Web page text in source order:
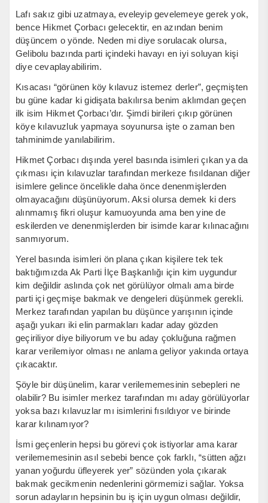
Lafı sakız gibi uzatmaya, eveleyip gevelemeye gerek yok,
bence Hikmet Çorbacı gelecektir, en azından benim
düşüncem o yönde. Neden mi diye sorulacak olursa,
Gelibolu bazında parti içindeki havayı en iyi soluyan kişi
diye cevaplayabilirim.
Kısacası “görünen köy kılavuz istemez derler”, geçmişten
bu güne kadar ki gidişata bakılırsa benim aklımdan geçen
ilk isim Hikmet Çorbacı’dır. Şimdi birileri çıkıp görünen
köye kılavuzluk yapmaya soyunursa işte o zaman ben
tahminimde yanılabilirim.
Hikmet Çorbacı dışında yerel basında isimleri çıkan ya da
çıkması için kılavuzlar tarafından merkeze fısıldanan diğer
isimlere gelince öncelikle daha önce denenmişlerden
olmayacağını düşünüyorum. Aksi olursa demek ki ders
alınmamış fikri oluşur kamuoyunda ama ben yine de
eskilerden ve denenmişlerden bir isimde karar kılınacağını
sanmıyorum.
Yerel basında isimleri ön plana çıkan kişilere tek tek
baktığımızda Ak Parti İlçe Başkanlığı için kim uygundur
kim değildir aslında çok net görülüyor olmalı ama birde
parti içi geçmişe bakmak ve dengeleri düşünmek gerekli.
Merkez tarafından yapılan bu düşünce yarışının içinde
aşağı yukarı iki elin parmakları kadar aday gözden
geçiriliyor diye biliyorum ve bu aday çokluğuna rağmen
karar verilemiyor olması ne anlama geliyor yakında ortaya
çıkacaktır.
Şöyle bir düşünelim, karar verilememesinin sebepleri ne
olabilir? Bu isimler merkez tarafından mı aday görülüyorlar
yoksa bazı kılavuzlar mı isimlerini fısıldıyor ve birinde
karar kılınamıyor?
İsmi geçenlerin hepsi bu görevi çok istiyorlar ama karar
verilememesinin asıl sebebi bence çok farklı, “sütten ağzı
yanan yoğurdu üfleyerek yer” sözünden yola çıkarak
bakmak gecikmenin nedenlerini görmemizi sağlar. Yoksa
sorun adayların hepsinin bu iş için uygun olması değildir,